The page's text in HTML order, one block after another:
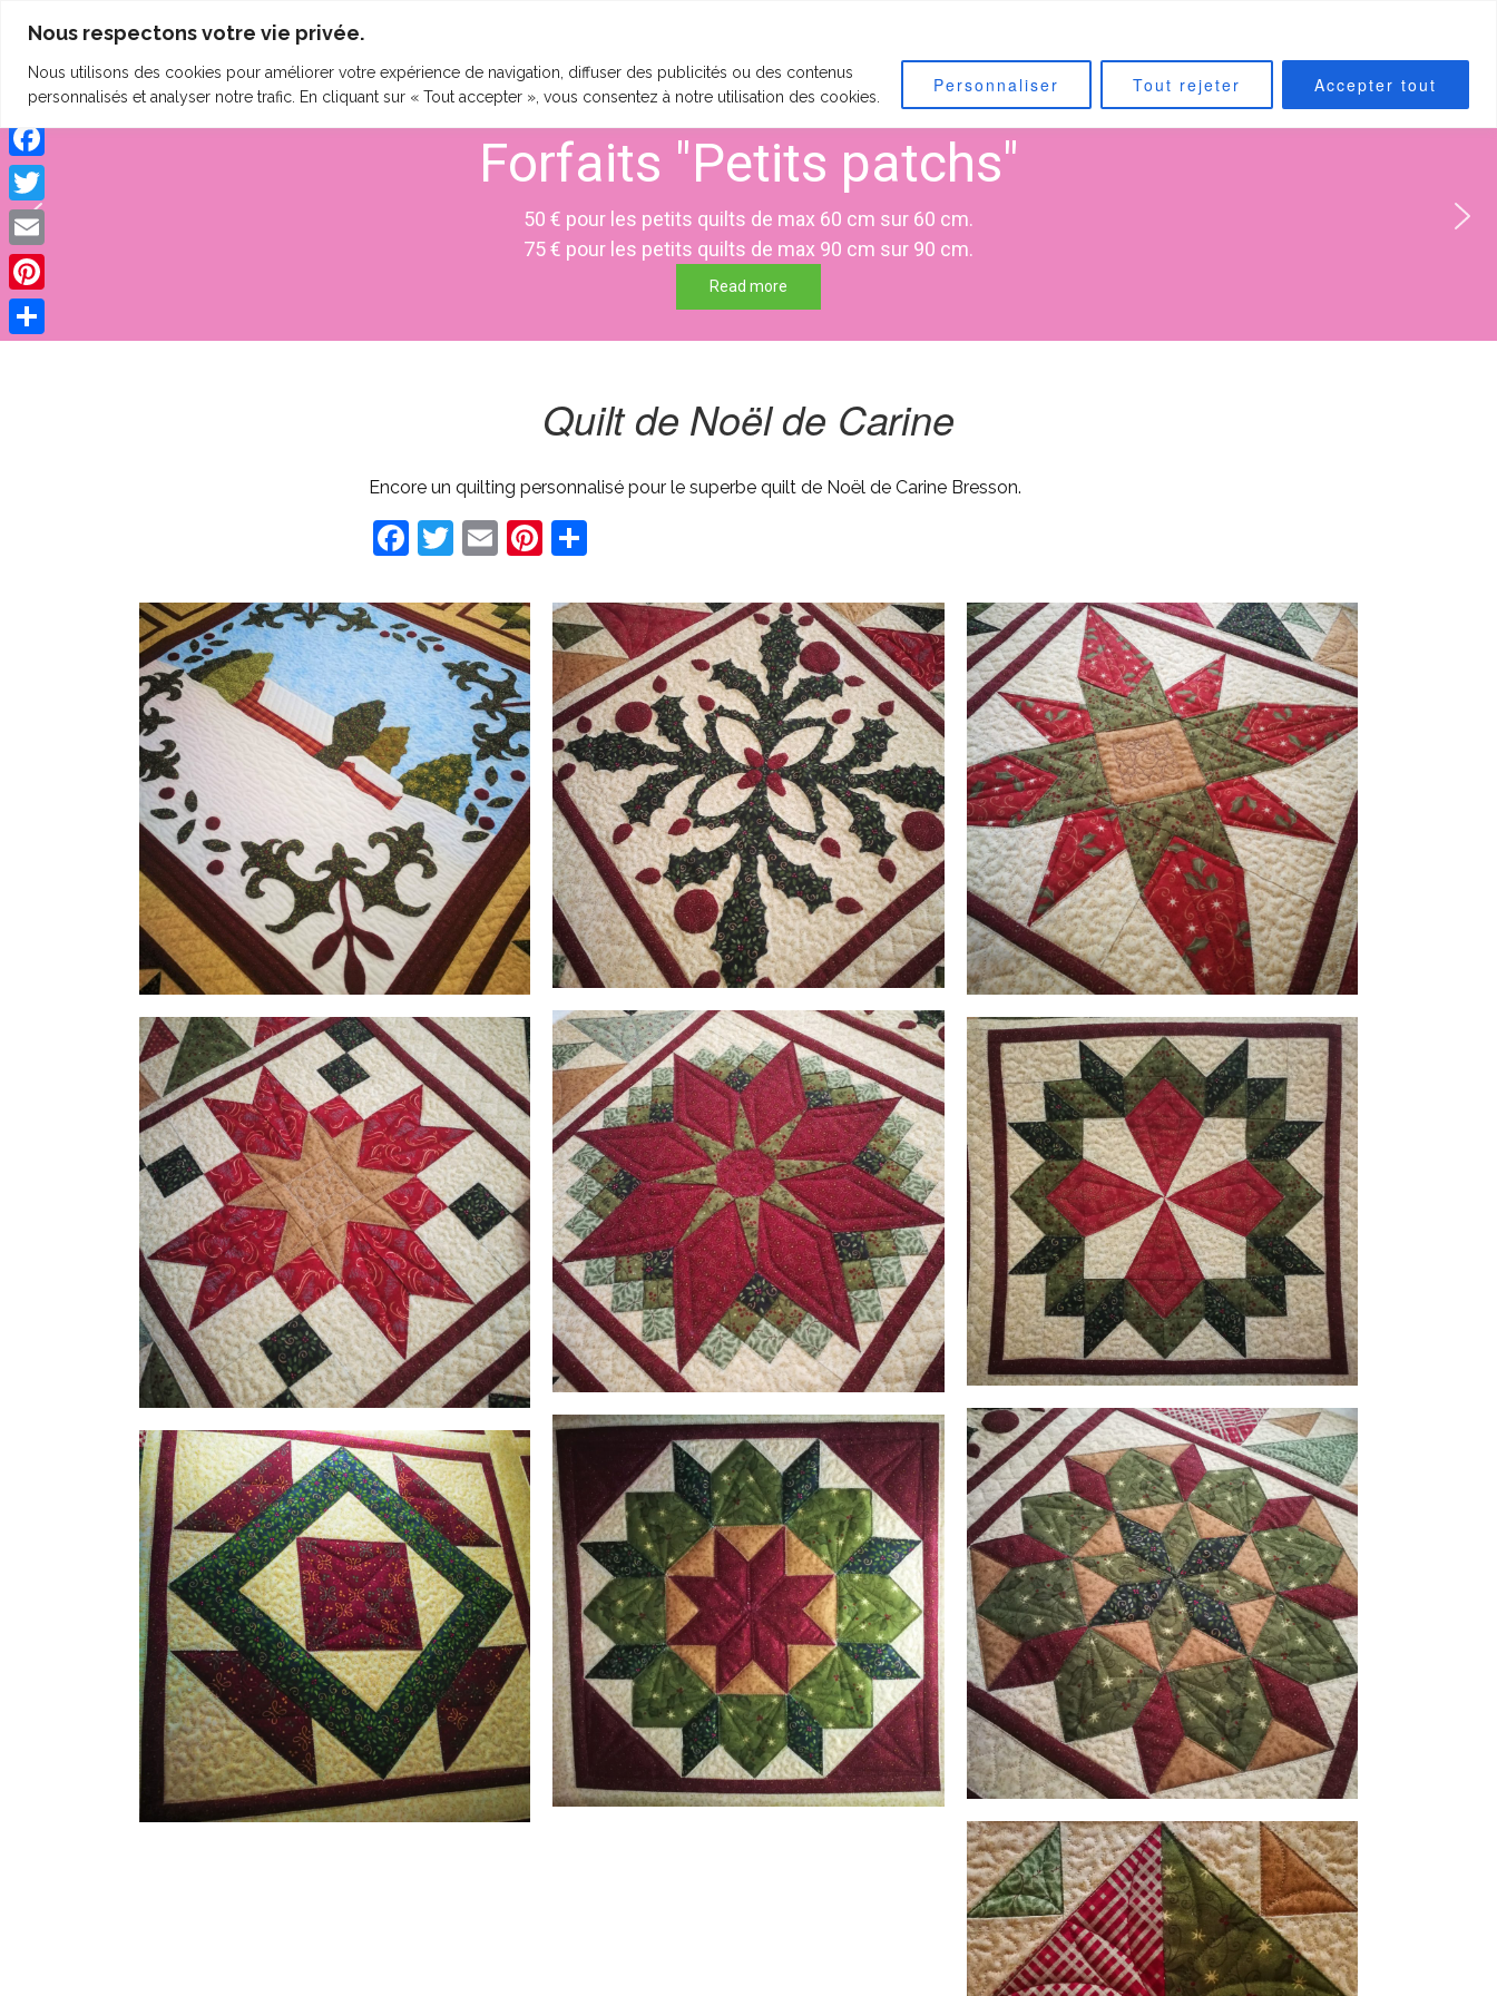
Nous respectons votre vie privée.
Nous utilisons des cookies pour améliorer votre expérience de navigation, diffuser des publicités ou des contenus
personnalisés et analyser notre trafic. En cliquant sur « Tout accepter », vous consentez à notre utilisation des cookies.
Personnaliser Tout rejeter Accepter tout
clineting.com HOME QUI SUIS-JE ?
Forfaits "Petits patchs"
50 € pour les petits quilts de max 60 cm sur 60 cm.
75 € pour les petits quilts de max 90 cm sur 90 cm.
Read more
Quilt de Noël de Carine
Encore un quilting personnalisé pour le superbe quilt de Noël de Carine Bresson.
Facebook
Twitter
EmailPinterest
Facebook
Twitter
Email
Pinterest